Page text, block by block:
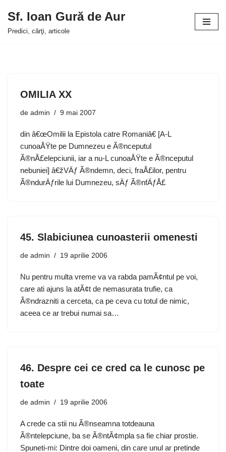
Sari
Sf. Ioan Gură de Aur
Predici, cărţi, articole
OMILIA XX
de admin 9 mai 2007
din â€œOmilii la Epistola catre Romaniâ€ [A-L
cunoaÅŸte pe Dumnezeu e Ã®nceputul
Ã®nÅ£elepciunii, iar a nu-L cunoaÅŸte e Ã®nceputul
nebuniei] â€žVÄƒ Ã®ndemn, deci, fraÅ£ilor, pentru
Ã®ndurÄƒrile lui Dumnezeu, sÄƒ Ã®nfÄƒÅ£
45. Slabiciunea cunoasterii omenesti
de admin 19 aprilie 2006
Nu pentru multa vreme va va rabda pamÃ¢ntul pe voi,
care ati ajuns la atÃ¢t de nemasurata trufie, ca
Ã®ndrazniti a cerceta, ca pe ceva cu totul de nimic,
aceea ce ar trebui numai sa…
46. Despre cei ce cred ca le cunosc pe
toate
de admin 19 aprilie 2006
A crede ca stii nu Ã®nseamna totdeauna
Ã®ntelepciune, ba se Ã®ntÃ¢mpla sa fie chiar prostie.
Spuneti-mi: Dintre doi oameni, din care unul ar pretinde